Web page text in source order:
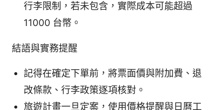
行李限制，若未包含，實際成本可能超過
11000 台幣。
結語與實務提醒
記得在確定下單前，將票面價與附加費、退
改條款、行李政策逐項核對。
旅遊計畫一旦定案，使用價格提醒與日曆工